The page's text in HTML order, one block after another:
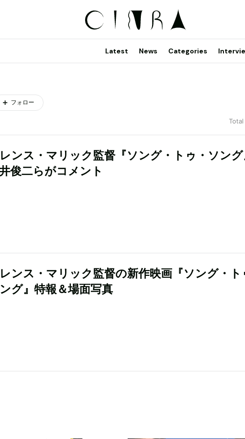
Latest News Categories
フォロー
ンス・マリック監督『ソング・トゥ・ソン
俊二らがコメント
ンス・マリック監督の新作映画『ソング・ト
グ』特報＆場面写真